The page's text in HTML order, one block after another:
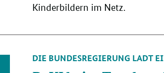
Kinderbildern im Netz.
DIE BUNDESREGIERUNG LÄDT